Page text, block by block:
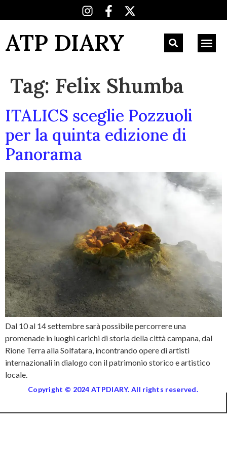
ATP DIARY
Tag: Felix Shumba
ITALICS sceglie Pozzuoli
per la quinta edizione di
Panorama
Dal 10 al 14 settembre sarà possibile percorrere una
promenade in luoghi carichi di storia della città campana, dal
Rione Terra alla Solfatara, incontrando opere di artisti
internazionali in dialogo con il patrimonio storico e artistico
locale.
Copyright © 2024 ATPDIARY. All rights reserved.